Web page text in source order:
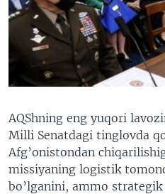
VIDEO
XABARLAR SURATLARDA
ODNOKLASSNIKI
TELEGRAM
TWITTER
SOUNDCLOUD
VOA
AQShning eng yuqori
Milli Senatdagi tinglovda
Afg’onistondan
missiyaning logistik
bo’lganini, ammo